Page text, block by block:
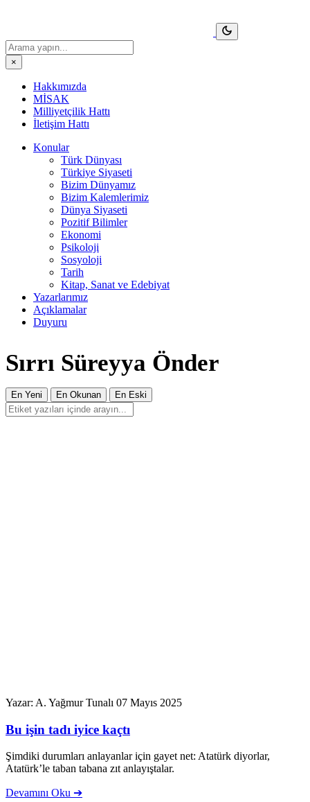
×
Hakkımızda
MİSAK
Milliyetçilik Hattı
İletişim Hattı
Konular
Türk Dünyası
Türkiye Siyaseti
Bizim Dünyamız
Bizim Kalemlerimiz
Dünya Siyaseti
Pozitif Bilimler
Ekonomi
Psikoloji
Sosyoloji
Tarih
Kitap, Sanat ve Edebiyat
Yazarlarımız
Açıklamalar
Duyuru
Sırrı Süreyya Önder
En Yeni En Okunan En Eski
Yazar: A. Yağmur Tunalı 07 Mayıs 2025
Bu işin tadı iyice kaçtı
Şimdiki durumları anlayanlar için gayet net: Atatürk diyorlar,
Atatürk’le taban tabana zıt anlayıştalar.
Devamını Oku ➔